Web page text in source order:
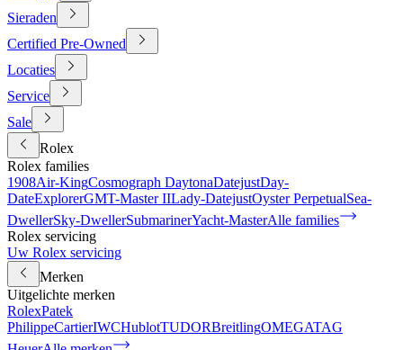
Sieraden
Certified Pre-Owned
Locaties
Service
Sale
Rolex
Rolex families
1908Air-KingCosmograph DaytonaDatejustDay-
DateExplorerGMT-Master IILady-DatejustOyster PerpetualSea-
DwellerSky-DwellerSubmarinerYacht-MasterAlle families
Rolex servicing
Uw Rolex servicing
Merken
Uitgelichte merken
RolexPatek
PhilippeCartierIWCHublotTUDORBreitlingOMEGATAG